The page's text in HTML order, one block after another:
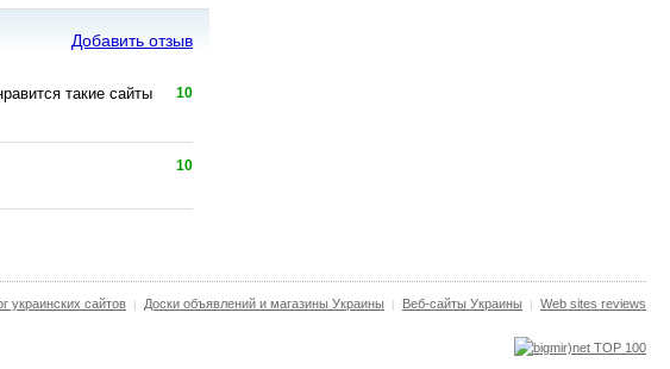
Добавить отзыв
такие сайты
10
10
украинских сайтов | Доски объявлений и магазины Украины | Веб-сайты Украины | Web sites reviews